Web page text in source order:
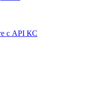
с API КС